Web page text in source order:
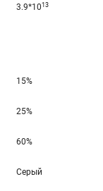
3.9*1013
15%
25%
60%
Серый